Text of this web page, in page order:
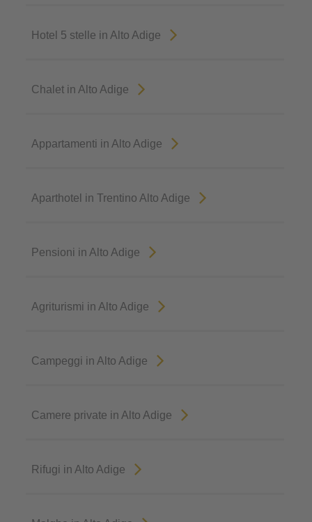
Hotel 5 stelle in Alto Adige
Chalet in Alto Adige
Appartamenti in Alto Adige
Aparthotel in Trentino Alto Adige
Pensioni in Alto Adige
Agriturismi in Alto Adige
Campeggi in Alto Adige
Camere private in Alto Adige
Rifugi in Alto Adige